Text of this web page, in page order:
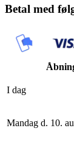
Betal med
I dag
Mandag d. 10.